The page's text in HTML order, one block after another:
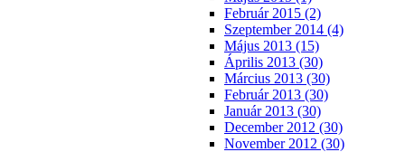
Február 2015 (2)
Szeptember 2014 (4)
Május 2013 (15)
Április 2013 (30)
Március 2013 (30)
Február 2013 (30)
Január 2013 (30)
December 2012 (30)
November 2012 (30)